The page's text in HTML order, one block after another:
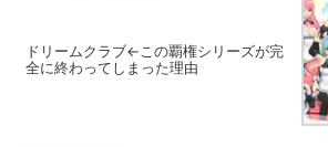
ドリームクラブ←この覇権シリーズが完
全に終わってしまった理由